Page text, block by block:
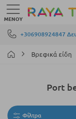
Μετάβαση στο
+306908924847
ΜΕΝΟΎ
Βρεφικά είδη
Port
Φίλτρα